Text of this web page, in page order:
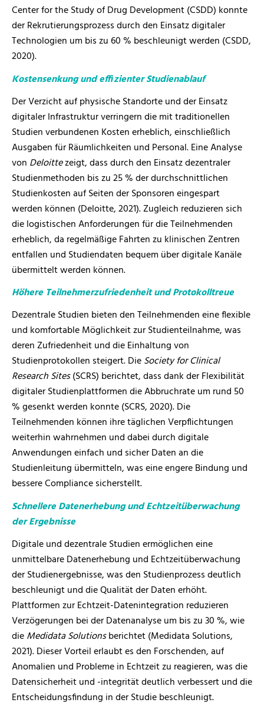
Center for the Study of Drug Development (CSDD) konnte
der Rekrutierungsprozess durch den Einsatz digitaler
Technologien um bis zu 60 % beschleunigt werden (CSDD,
2020).
Kostensenkung und effizienter Studienablauf
Der Verzicht auf physische Standorte und der Einsatz
digitaler Infrastruktur verringern die mit traditionellen
Studien verbundenen Kosten erheblich, einschließlich
Ausgaben für Räumlichkeiten und Personal. Eine Analyse
von Deloittezeigt, dass durch den Einsatz dezentraler
Studienmethoden bis zu 25 % der durchschnittlichen
Studienkosten auf Seiten der Sponsoren eingespart
werden können (Deloitte, 2021). Zugleich reduzieren sich
die logistischen Anforderungen für die Teilnehmenden
erheblich, da regelmäßige Fahrten zu klinischen Zentren
entfallen und Studiendaten bequem über digitale Kanäle
übermittelt werden können.
Höhere Teilnehmerzufriedenheit und Protokolltreue
Dezentrale Studien bieten den Teilnehmenden eine flexible
und komfortable Möglichkeit zur Studienteilnahme, was
deren Zufriedenheit und die Einhaltung von
Studienprotokollen steigert. DieSociety for Clinical
Research Sites(SCRS) berichtet, dass dank der Flexibilität
digitaler Studienplattformen die Abbruchrate um rund 50
% gesenkt werden konnte (SCRS, 2020). Die
Teilnehmenden können ihre täglichen Verpflichtungen
weiterhin wahrnehmen und dabei durch digitale
Anwendungen einfach und sicher Daten an die
Studienleitung übermitteln, was eine engere Bindung und
bessere Compliance sicherstellt.
Schnellere Datenerhebung und Echtzeitüberwachung
der Ergebnisse
Digitale und dezentrale Studien ermöglichen eine
unmittelbare Datenerhebung und Echtzeitüberwachung
der Studienergebnisse, was den Studienprozess deutlich
beschleunigt und die Qualität der Daten erhöht.
Plattformen zur Echtzeit-Datenintegration reduzieren
Verzögerungen bei der Datenanalyse um bis zu 30 %, wie
dieMedidata Solutionsberichtet (Medidata Solutions,
2021). Dieser Vorteil erlaubt es den Forschenden, auf
Anomalien und Probleme in Echtzeit zu reagieren, was die
Datensicherheit und -integrität deutlich verbessert und die
Entscheidungsfindung in der Studie beschleunigt.